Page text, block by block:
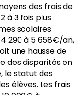
des frais de
à 3 fois plus
scolaires
290 à 5 658€/an,
une hausse de
des disparités en
le statut des
élèves. Les frais